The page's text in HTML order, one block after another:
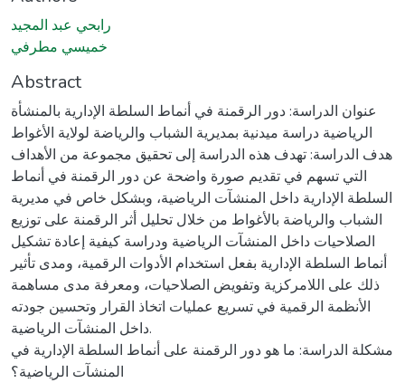
رابحي عبد المجيد
خميسي مطرفي
Abstract
عنوان الدراسة: دور الرقمنة في أنماط السلطة الإدارية بالمنشأة
الرياضية دراسة ميدنية بمديرية الشباب والرياضة لولاية الأغواط
هدف الدراسة: تهدف هذه الدراسة إلى تحقيق مجموعة من الأهداف
التي تسهم في تقديم صورة واضحة عن دور الرقمنة في أنماط
السلطة الإدارية داخل المنشآت الرياضية، وبشكل خاص في مديرية
الشباب والرياضة بالأغواط من خلال تحليل أثر الرقمنة على توزيع
الصلاحيات داخل المنشآت الرياضية ودراسة كيفية إعادة تشكيل
أنماط السلطة الإدارية بفعل استخدام الأدوات الرقمية، ومدى تأثير
ذلك على اللامركزية وتفويض الصلاحيات، ومعرفة مدى مساهمة
الأنظمة الرقمية في تسريع عمليات اتخاذ القرار وتحسين جودته
داخل المنشآت الرياضية.
مشكلة الدراسة: ما هو دور الرقمنة على أنماط السلطة الإدارية في
المنشآت الرياضية؟